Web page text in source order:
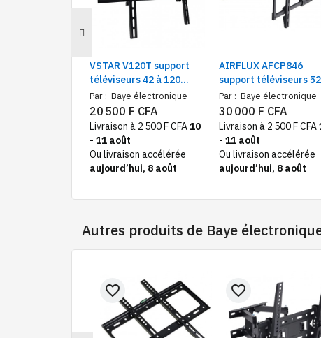
VSTAR V120T support
téléviseurs 42 à 120
pouces distance murale
3,8 cm
Par : Baye électronique
20 500 F CFA
Livraison à 2 500 F CFA10
- 11 août
Ou livraison accélérée
aujourd’hui, 8 août
AIRFLUX AFCP846
support téléviseurs
98 pouces mural
télescopique pivotant
Par : Baye électronique
30 000 F CFA
Livraison à 2 500 F CFA
- 11 août
Ou livraison accélérée
aujourd’hui, 8 août
Autres produits de Baye
favorite_border favorite_border